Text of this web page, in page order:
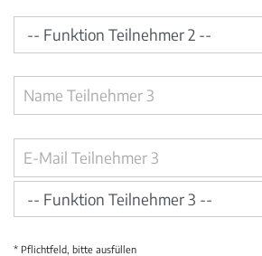
* Pflichtfeld, bitte ausfüllen